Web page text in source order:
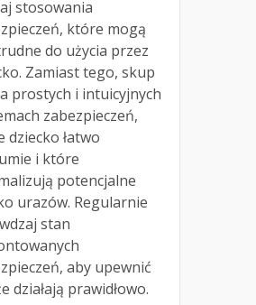
stosowania
które mogą
do użycia przez
Zamiast tego, skup
prostych i intuicyjnych
zabezpieczeń,
dziecko łatwo
i które
potencjalne
urazów. Regularnie
stan
aby upewnić
działają prawidłowo.